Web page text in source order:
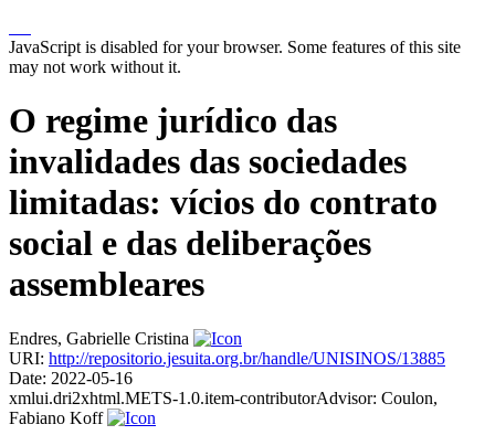
JavaScript is disabled for your browser. Some features of this site
may not work without it.
O regime jurídico das
invalidades das sociedades
limitadas: vícios do contrato
social e das deliberações
assembleares
Endres, Gabrielle Cristina
URI: http://repositorio.jesuita.org.br/handle/UNISINOS/13885
Date: 2022-05-16
xmlui.dri2xhtml.METS-1.0.item-contributorAdvisor: Coulon,
Fabiano Koff